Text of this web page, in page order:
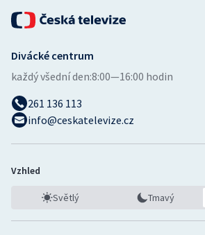
Divácké centrum
každý všední den:8:00—16:00 hodin
261 136 113
info@ceskatelevize.cz
Vzhled
Světlý Tmavý